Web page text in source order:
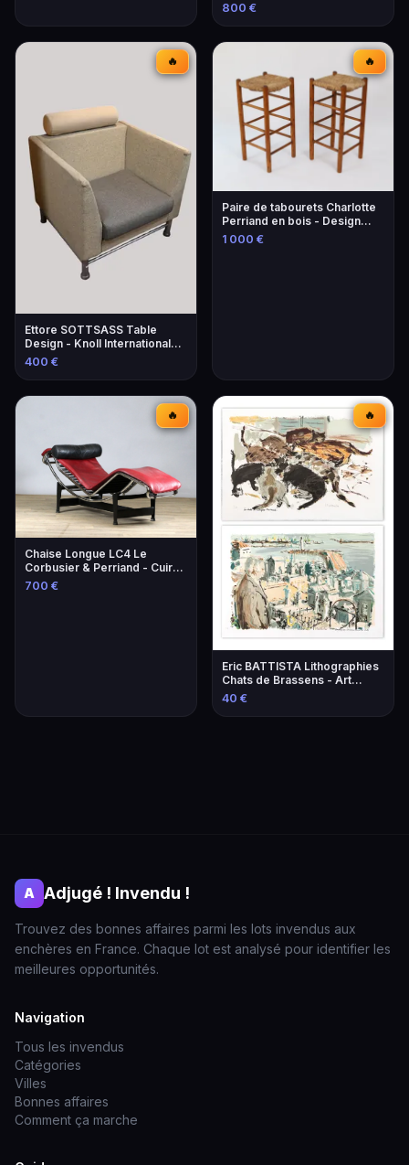
800 €
🔥
Ettore SOTTSASS Table
Design - Knoll International
Éditeur
400 €
🔥
Paire de tabourets Charlotte
Perriand en bois - Design
iconique
1 000 €
🔥
Chaise Longue LC4 Le
Corbusier & Perriand - Cuir
Lie-de-Vin
700 €
🔥
Eric BATTISTA Lithographies
Chats de Brassens - Art
Contemporain
40 €
A Adjugé ! Invendu !
Trouvez des bonnes affaires parmi les lots invendus aux
enchères en France. Chaque lot est analysé pour identifier les
meilleures opportunités.
Navigation
Tous les invendus
Catégories
Villes
Bonnes affaires
Comment ça marche